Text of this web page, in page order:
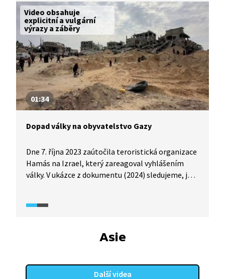
nejen očima účastníků hudebního festivalu, ale
hlavně útočníků, kteří si vše točili na kamery.
Video obsahuje
explicitní a vulgární
výrazy a záběry
01:34
Dopad války na obyvatelstvo Gazy
Dne 7. října 2023 zaútočila teroristická organizace
Hamás na Izrael, který zareagoval vyhlášením
války. V ukázce z dokumentu (2024) sledujeme, jak
možnosti ochrany a jak na celou situaci reagují
Asie
Další videa